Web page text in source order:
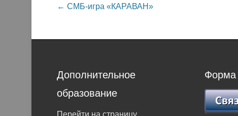
Навигация по записям
← СМБ-игра «КАРАВАН»
Дополнительное
образование
Перейти на страницу
Форма